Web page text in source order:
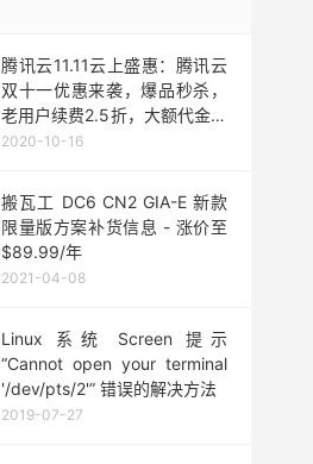
腾讯云11.11云上盛惠：腾讯云
双十一优惠来袭，爆品秒杀，
老用户续费2.5折，大额代金券
领取
2020-10-16
搬瓦工 DC6 CN2 GIA-E 新款
限量版方案补货信息 - 涨价至
$89.99/年
2021-04-08
Linux 系统 Screen 提示
“Cannot open your terminal
'/dev/pts/2'” 错误的解决方法
2019-07-27